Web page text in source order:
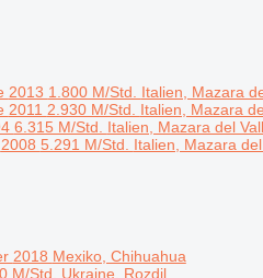
2013 1.800 M/Std. Italien, Mazara
2011 2.930 M/Std. Italien, Mazara
6.315 M/Std. Italien, Mazara del
2008 5.291 M/Std. Italien, Mazara
2018 Mexiko, Chihuahua
M/Std. Ukraine, Rozdil